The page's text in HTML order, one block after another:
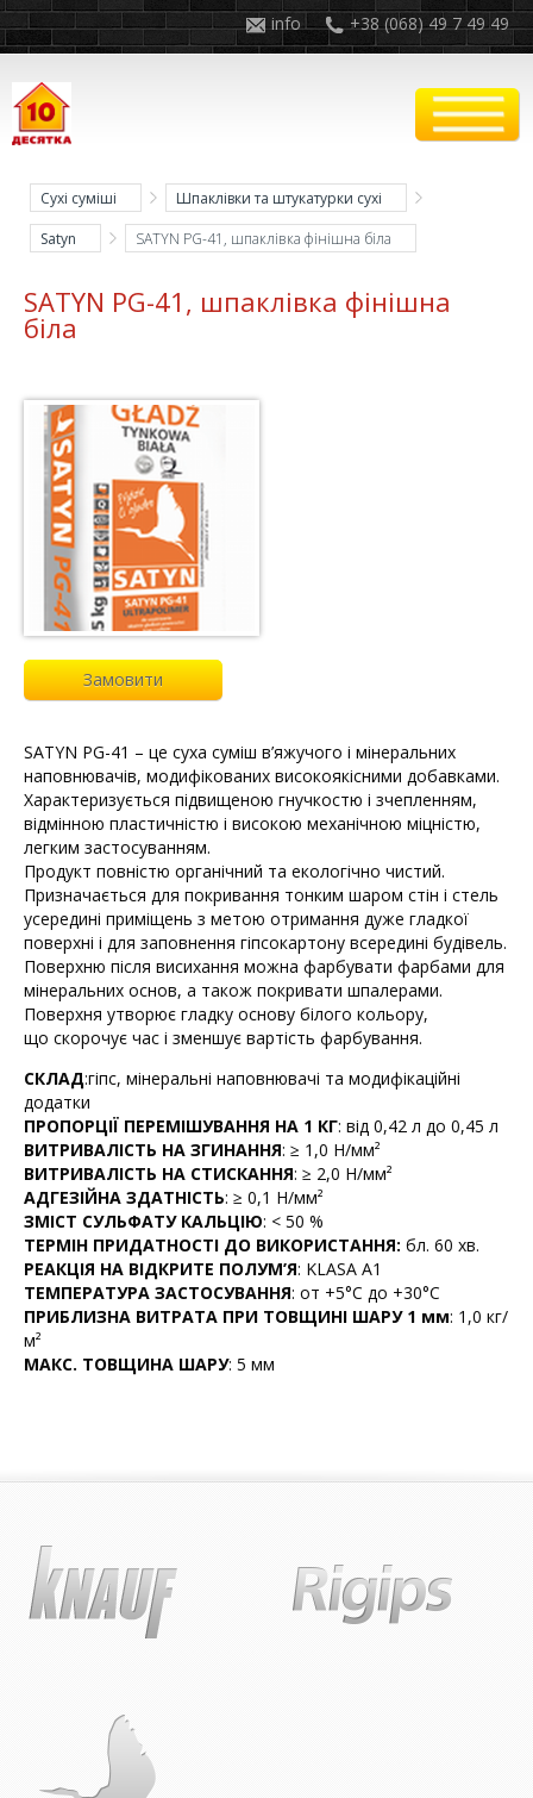
+38 (068) 49 7 49 49
info
Сухі суміші
Шпаклівки та штукатурки сухі
Satyn
SATYN PG-41, шпаклівка фінішна біла
SATYN PG-41, шпаклівка фінішна
біла
Замовити
SATYN PG-41 – це суха суміш в’яжучого і мінеральних
наповнювачів, модифікованих високоякісними добавками.
Характеризується підвищеною гнучкостю і зчепленням,
відмінною пластичністю і високою механічною міцністю,
легким застосуванням.
Продукт повністю органічний та екологічно чистий.
Призначається для покривання тонким шаром стін і стель
усередині приміщень з метою отримання дуже гладкої
поверхні і для заповнення гіпсокартону всередині будівель.
Поверхню після висихання можна фарбувати фарбами для
мінеральних основ, а також покривати шпалерами.
Поверхня утворює гладку основу білого кольору,
що скорочує час і зменшує вартість фарбування.
СКЛАД:гіпс, мінеральні наповнювачі та модифікаційні
додатки
ПРОПОРЦІЇ ПЕРЕМІШУВАННЯ НА 1 КГ: від 0,42 л дo 0,45 л
ВИТРИВАЛІСТЬ НА ЗГИНАННЯ: ≥ 1,0 H/мм²
ВИТРИВАЛІСТЬ НА СТИСКАННЯ: ≥ 2,0 H/мм²
АДГЕЗІЙНА ЗДАТНІСТЬ: ≥ 0,1 H/мм²
ЗМІСТ СУЛЬФАТУ КАЛЬЦІЮ: < 50 %
ТЕРМІН ПРИДАТНОСТІ ДО ВИКОРИСТАННЯ: бл. 60 хв.
РЕАКЦІЯ НА ВІДКРИТЕ ПОЛУМ’Я: KLASA A1
ТЕМПЕРАТУРА ЗАСТОСУВАННЯ: oт +5°C дo +30°C
ПРИБЛИЗНА ВИТРАТА ПРИ ТОВЩИНІ ШАРУ 1 мм: 1,0 кг/
м²
МАКС. ТОВЩИНА ШАРУ: 5 мм